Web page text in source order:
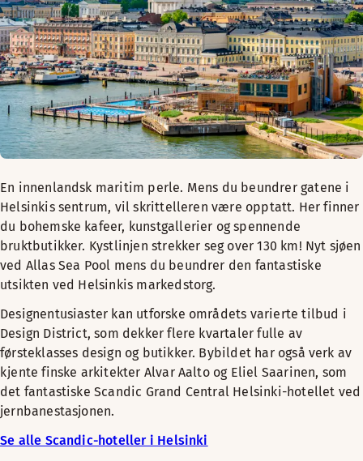
En innenlandsk maritim perle. Mens du beundrer gatene i
Helsinkis sentrum, vil skrittelleren være opptatt. Her finner
du bohemske kafeer, kunstgallerier og spennende
bruktbutikker. Kystlinjen strekker seg over 130 km! Nyt sjøen
ved Allas Sea Pool mens du beundrer den fantastiske
utsikten ved Helsinkis markedstorg.
Designentusiaster kan utforske områdets varierte tilbud i
Design District, som dekker flere kvartaler fulle av
førsteklasses design og butikker. Bybildet har også verk av
kjente finske arkitekter Alvar Aalto og Eliel Saarinen, som
det fantastiske Scandic Grand Central Helsinki-hotellet ved
jernbanestasjonen.
Se alle Scandic-hoteller i Helsinki